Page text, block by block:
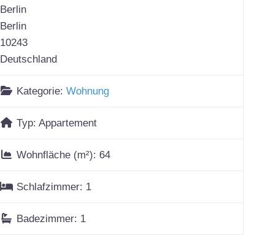
Berlin
Berlin
10243
Deutschland
Kategorie: Wohnung
Typ: Appartement
Wohnfläche (m²): 64
Schlafzimmer: 1
Badezimmer: 1